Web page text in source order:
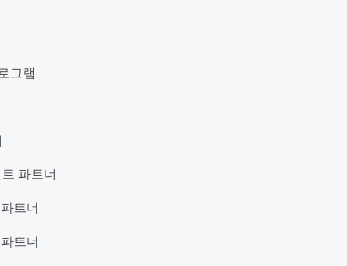
그램
파트너
트너
트너